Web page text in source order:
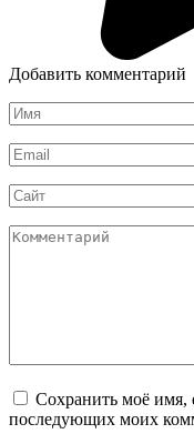
Добавить комментарий
Имя
*
Email
*
Сайт
Комментарий
Сохранить моё имя,
последующих моих